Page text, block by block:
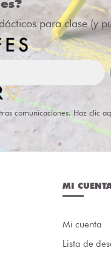
para clase (y
comunicaciones. Haz clic
MI
Mi cuenta
Lista de